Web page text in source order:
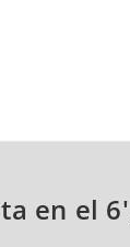
en el